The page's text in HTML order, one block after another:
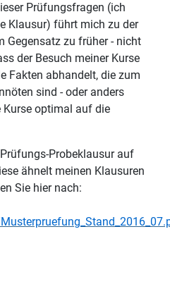
Prüfungsfragen (ich
Klausur) führt mich zu der
Gegensatz zu früher - nicht
der Besuch meiner Kurse
Fakten abhandelt, die zum
sind - oder anders
Kurse optimal auf die
Probeklausur auf
ähnelt meinen Klausuren
Sie hier nach: